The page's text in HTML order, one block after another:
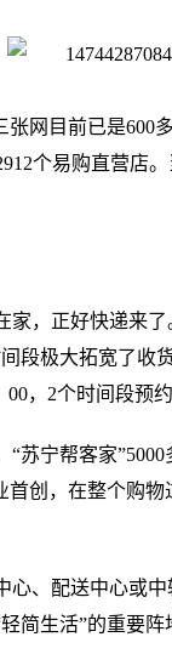
网目前已是600
个易购直营店
，正好快递来
段极大拓宽了收
，2个时间段预约
苏宁帮客家
创，在整个购物
、配送中心或
简生活”的重要阵